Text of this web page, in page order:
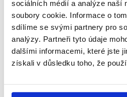
sociálních médií a analýze naší
soubory cookie. Informace o
sdílíme se svými partnery pro
analýzy. Partneři tyto údaje
dalšími informacemi, které jste
získali v důsledku toho, že
přehled o tom, jaké
nepravdy se zrovna v
Newsletter